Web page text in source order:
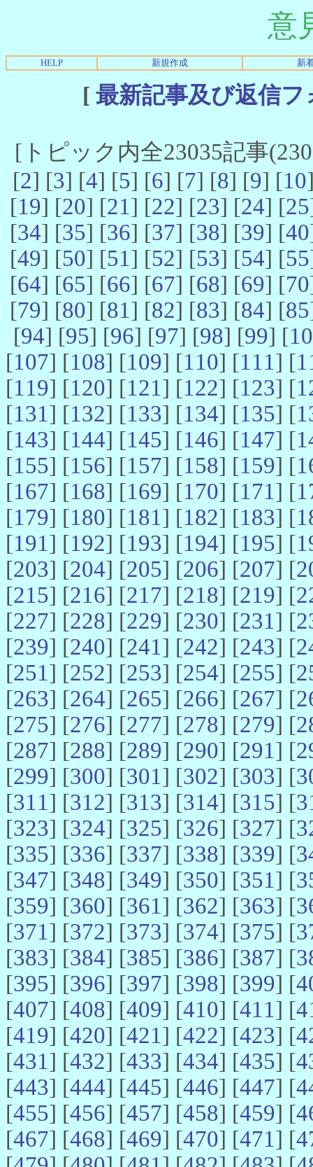
意
HELP 新規作成 新
[ 最新記事及び返信
[トピック内全23035記事
[2] [3] [4] [5] [6] [7] [8] [9] [10
[19] [20] [21] [22] [23] [24] [25
[34] [35] [36] [37] [38] [39] [40
[49] [50] [51] [52] [53] [54] [55
[64] [65] [66] [67] [68] [69] [70
[79] [80] [81] [82] [83] [84] [85
[94] [95] [96] [97] [98] [99] [
[107] [108] [109] [110] [111] [
[119] [120] [121] [122] [123] [
[131] [132] [133] [134] [135] [
[143] [144] [145] [146] [147] [
[155] [156] [157] [158] [159] [
[167] [168] [169] [170] [171] [
[179] [180] [181] [182] [183] [
[191] [192] [193] [194] [195] [
[203] [204] [205] [206] [207] [
[215] [216] [217] [218] [219] [
[227] [228] [229] [230] [231] [
[239] [240] [241] [242] [243] [
[251] [252] [253] [254] [255] [
[263] [264] [265] [266] [267] [
[275] [276] [277] [278] [279] [
[287] [288] [289] [290] [291] [
[299] [300] [301] [302] [303] [
[311] [312] [313] [314] [315] [
[323] [324] [325] [326] [327] [
[335] [336] [337] [338] [339] [
[347] [348] [349] [350] [351] [
[359] [360] [361] [362] [363] [
[371] [372] [373] [374] [375] [
[383] [384] [385] [386] [387] [
[395] [396] [397] [398] [399] [
[407] [408] [409] [410] [411] [
[419] [420] [421] [422] [423] [
[431] [432] [433] [434] [435] [
[443] [444] [445] [446] [447] [
[455] [456] [457] [458] [459] [
[467] [468] [469] [470] [471] [